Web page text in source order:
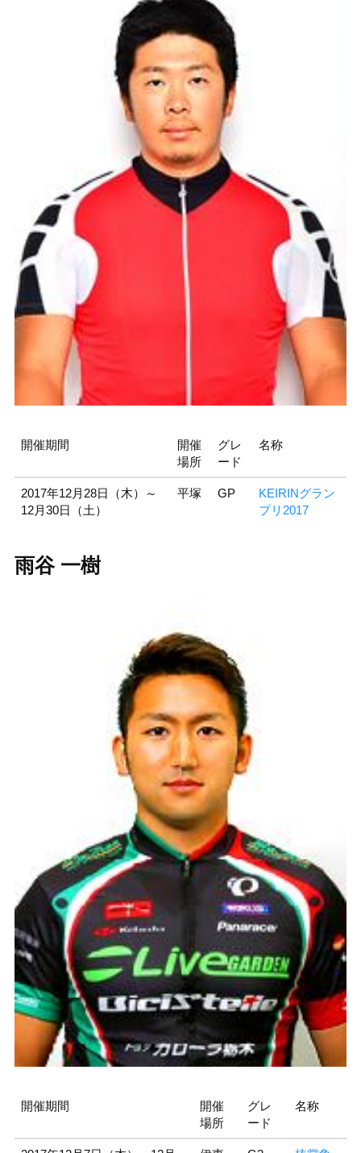
開催期間
開催
場所
グレ
ード
名称
2017年12月28日（木）～
12月30日（土）
平塚 GP
KEIRINグラン
プリ2017
雨谷 一樹
開催期間
開催
場所
グレ
ード
名称